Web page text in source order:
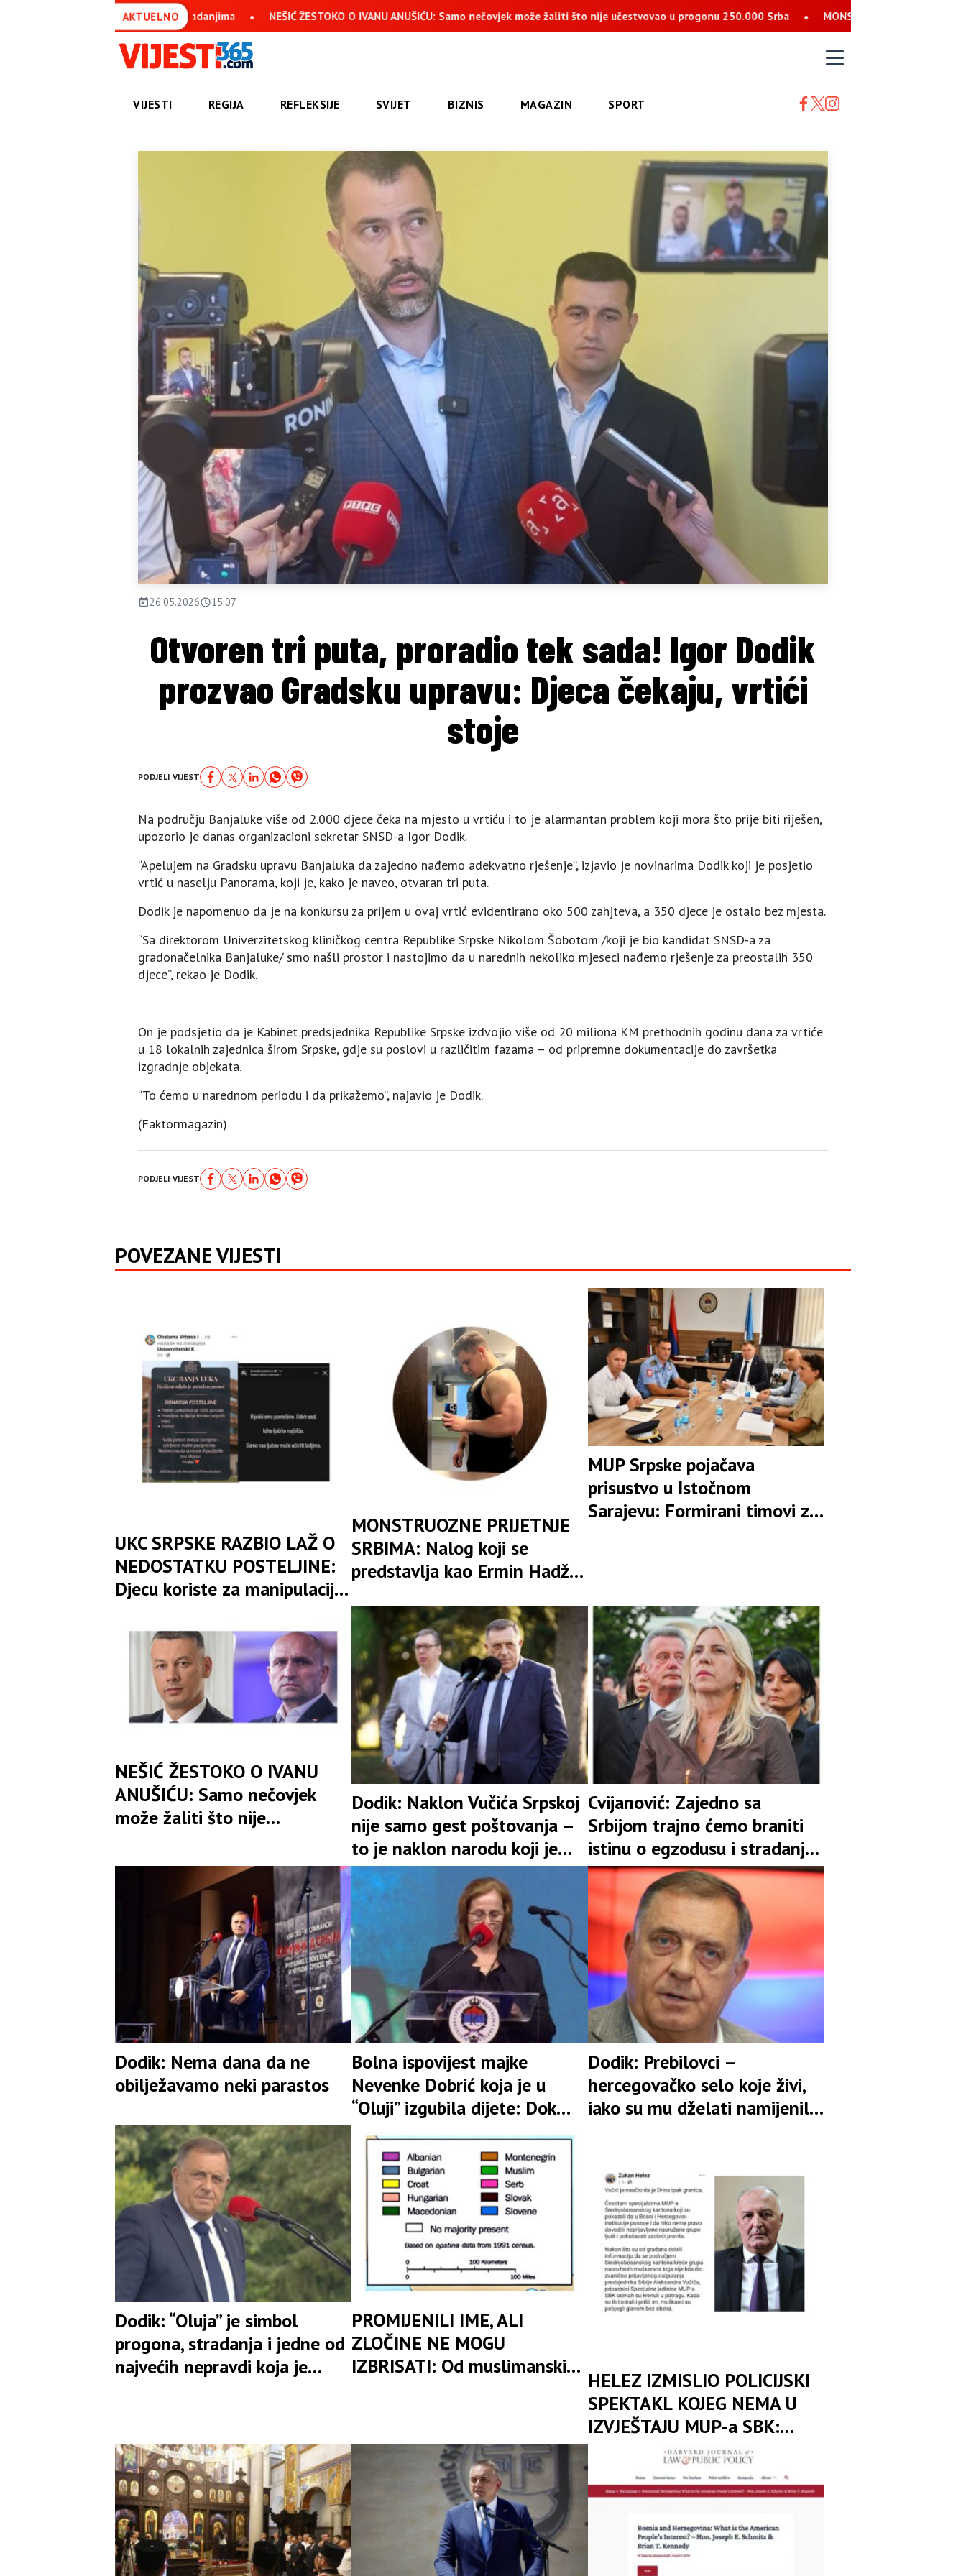
AKTUELNO
uprkos svim stradanjima NEŠIĆ ŽESTOKO O IVANU ANUŠIĆU: Samo nečovjek može žaliti što nije učestvovao u progonu 250.000 Srba MONSTRUOZNE PRIJETNJE SRBIMA:
VIJESTI REGIJA REFLEKSIJE SVIJET BIZNIS MAGAZIN SPORT
26.05.2026 15:07
Otvoren tri puta, proradio tek sada! Igor Dodik
prozvao Gradsku upravu: Djeca čekaju, vrtići
stoje
PODJELI VIJEST
Na području Banjaluke više od 2.000 djece čeka na mjesto u vrtiću i to je alarmantan problem koji mora što prije biti riješen,
upozorio je danas organizacioni sekretar SNSD-a Igor Dodik.
“Apelujem na Gradsku upravu Banjaluka da zajedno nađemo adekvatno rješenje”, izjavio je novinarima Dodik koji je posjetio
vrtić u naselju Panorama, koji je, kako je naveo, otvaran tri puta.
Dodik je napomenuo da je na konkursu za prijem u ovaj vrtić evidentirano oko 500 zahjteva, a 350 djece je ostalo bez mjesta.
“Sa direktorom Univerzitetskog kliničkog centra Republike Srpske Nikolom Šobotom /koji je bio kandidat SNSD-a za
gradonačelnika Banjaluke/ smo našli prostor i nastojimo da u narednih nekoliko mjeseci nađemo rješenje za preostalih 350
djece”, rekao je Dodik.
On je podsjetio da je Kabinet predsjednika Republike Srpske izdvojio više od 20 miliona KM prethodnih godinu dana za vrtiće
u 18 lokalnih zajednica širom Srpske, gdje su poslovi u različitim fazama – od pripremne dokumentacije do završetka
izgradnje objekata.
“To ćemo u narednom periodu i da prikažemo”, najavio je Dodik.
(Faktormagazin)
PODJELI VIJEST
POVEZANE VIJESTI
UKC SRPSKE RAZBIO LAŽ O
NEDOSTATKU POSTELJINE:
Djecu koriste za manipulaciju
poena
MONSTRUOZNE PRIJETNJE
SRBIMA: Nalog koji se
predstavlja kao Ermin Hadžić
„sravnjivanje Banjaluke sa
zemljom“
MUP Srpske pojačava
prisustvo u Istočnom
Sarajevu: Formirani timovi za
NEŠIĆ ŽESTOKO O IVANU
ANUŠIĆU: Samo nečovjek
može žaliti što nije
250.000 Srba
Dodik: Naklon Vučića Srpskoj
nije samo gest poštovanja –
to je naklon narodu koji je
ostao uspravan uprkos svim
stradanjima
Cvijanović: Zajedno sa
Srbijom trajno ćemo braniti
istinu o egzodusu i stradanju
našeg naroda
Dodik: Nema dana da ne
obilježavamo neki parastos
Bolna ispovijest majke
Nevenke Dobrić koja je u
“Oluji” izgubila dijete: Dok
sam živa boriću se za pravdu
Dodik: Prebilovci –
hercegovačko selo koje živi,
iako su mu dželati namijenili
Dodik: “Oluja” je simbol
progona, stradanja i jedne od
najvećih nepravdi koja je
PROMIJENILI IME, ALI
ZLOČINE NE MOGU
IZBRISATI: Od muslimanskih
HELEZ IZMISLIO POLICIJSKI
SPEKTAKL KOJEG NEMA U
IZVJEŠTAJU MUP-a SBK:
Zukan odbranio Drinu od ljudi
bez imena, oružja i zapisnika